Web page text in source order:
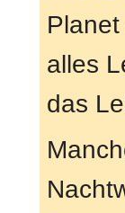
alles
das